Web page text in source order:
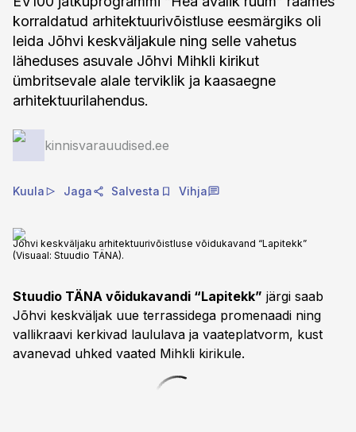
korraldatud arhitektuurivõistluse eesmärgiks oli
leida Jõhvi keskväljakule ning selle vahetus
läheduses asuvale Jõhvi Mihkli kirikut
ümbritsevale alale terviklik ja kaasaegne
arhitektuurilahendus.
kinnisvarauudised.ee
Kuula Jaga Salvesta Vihja
Jõhvi keskväljaku arhitektuurivõistluse võidukavand “Lapitekk”
(Visuaal: Stuudio TÄNA).
Stuudio TÄNA võidukavandi “Lapitekk” järgi saab
Jõhvi keskväljak uue terrassidega promenaadi ning
vallikraavi kerkivad laululava ja vaateplatvorm, kust
avanevad uhked vaated Mihkli kirikule.